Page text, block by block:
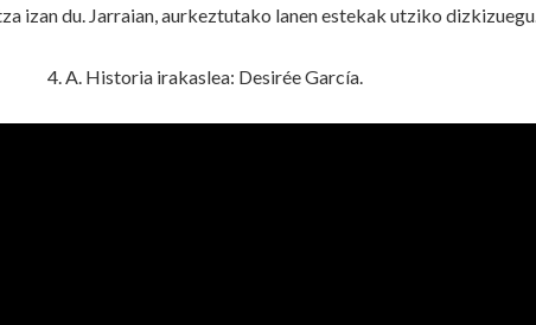
izan du. Jarraian, aurkeztutako lanen estekak utziko dizkizuegu.
4. A. Historia irakaslea: Desirée García.